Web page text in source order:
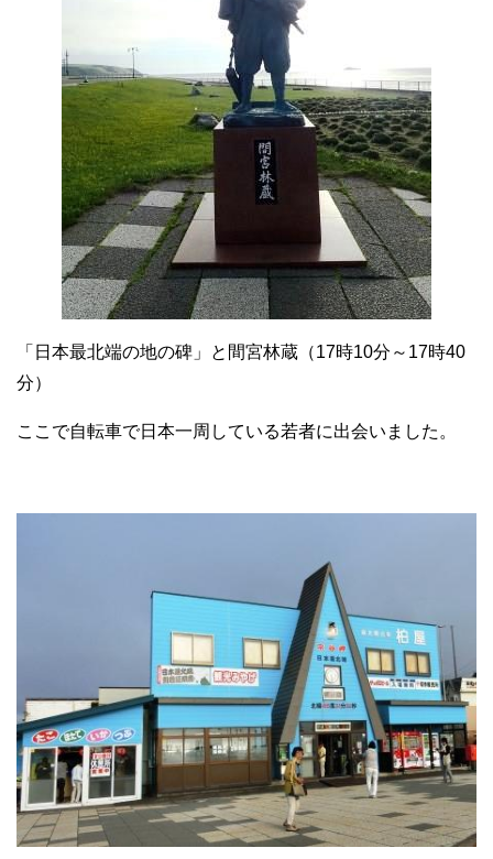
「日本最北端の地の碑」と間宮林蔵（17時10分～17時40
分）
ここで自転車で日本一周している若者に出会いました。